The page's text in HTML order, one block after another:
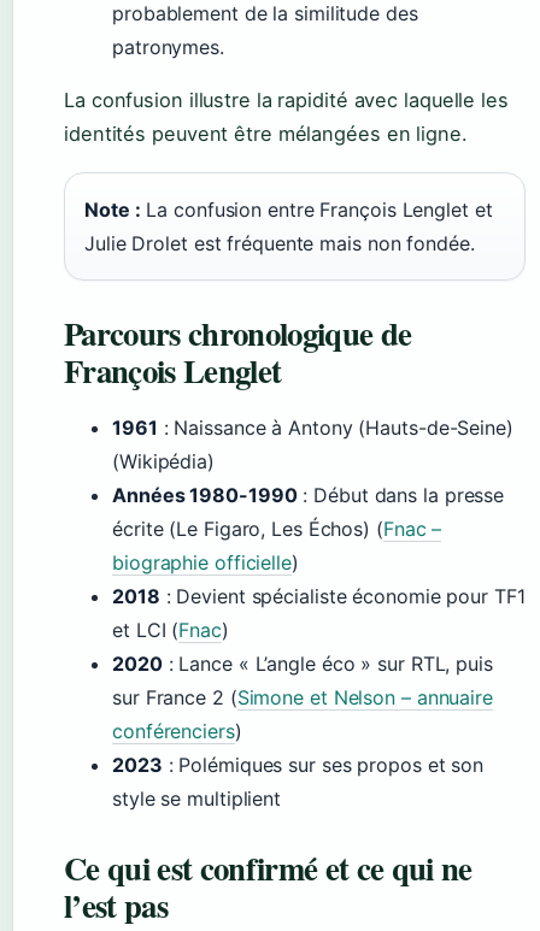
probablement de la similitude des
patronymes.
La confusion illustre la rapidité avec laquelle les
identités peuvent être mélangées en ligne.
Note : La confusion entre François Lenglet et
Julie Drolet est fréquente mais non fondée.
Parcours chronologique de
François Lenglet
1961 : Naissance à Antony (Hauts-de-Seine)
(Wikipédia)
Années 1980-1990: Début dans la presse
écrite (Le Figaro, Les Échos) (Fnac –
biographie officielle)
2018 : Devient spécialiste économie pour TF1
et LCI (Fnac)
2020: Lance « L’angle éco » sur RTL, puis
sur France 2 (Simone et Nelson – annuaire
conférenciers)
2023 : Polémiques sur ses propos et son
style se multiplient
Ce qui est confirmé et ce qui ne
l’est pas